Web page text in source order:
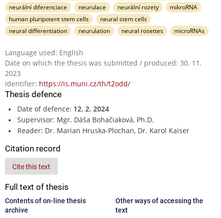
neurální diferenciace
neurulace neurální rozety
mikroRNA
human pluripotent stem cells
neural stem cells
neural differentiation
neurulation neural rosettes microRNAs
Language used: English
Date on which the thesis was submitted / produced: 30. 11.
2023
Identifier: https://is.muni.cz/th/t2odd/
Thesis defence
Date of defence: 12. 2. 2024
Supervisor: Mgr. Dáša Bohačiaková, Ph.D.
Reader: Dr. Marian Hruska-Plochan, Dr. Karol Kaiser
Citation record
Cite this text
Full text of thesis
Contents of on-line thesis
archive
Other ways of accessing the
text